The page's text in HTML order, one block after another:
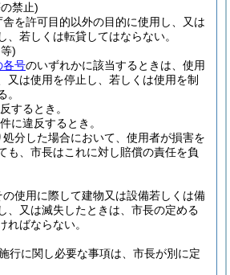
禁止)
を許可目的以外の目的に使用し、又は
、若しくは転貸してはならない。
)
各号のいずれかに該当するときは、使用
又は使用を停止し、若しくは使用を制
。
するとき。
に違反するとき。
分した場合において、使用者が損害を
も、市長はこれに対し賠償の責任を負
使用に際して建物又は設備若しくは備
、又は滅失したときは、市長の定める
ればならない。
行に関し必要な事項は、市長が別に定